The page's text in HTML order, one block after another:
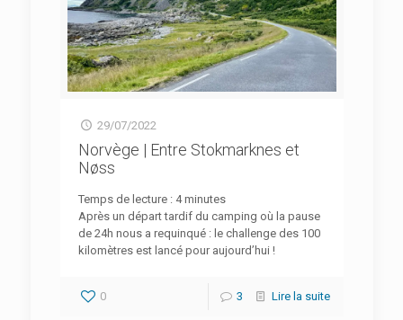
29/07/2022
Norvège | Entre Stokmarknes et
Nøss
Temps de lecture : 4 minutes
Après un départ tardif du camping où la pause
de 24h nous a requinqué : le challenge des 100
kilomètres est lancé pour aujourd’hui !
0 3 Lire la suite